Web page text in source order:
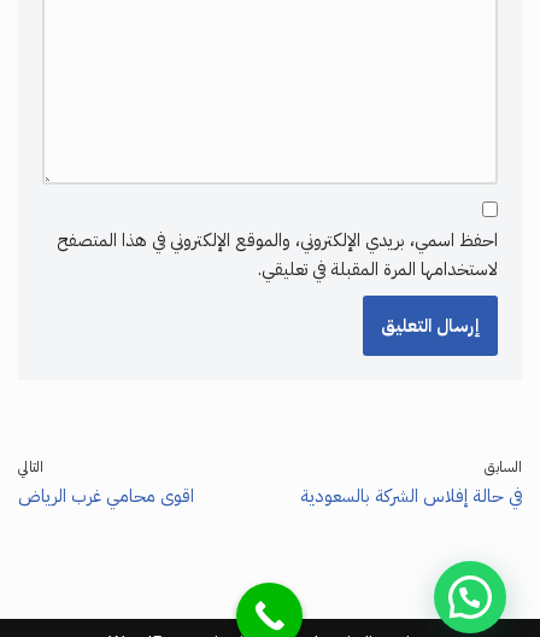
احفظ اسمي، بريدي الإلكتروني، والموقع الإلكتروني في هذا المتصفح
لاستخدامها المرة المقبلة في تعليقي.
السابق
في حالة إفلاس الشركة بالسعودية
التالي
اقوى محامي غرب الرياض